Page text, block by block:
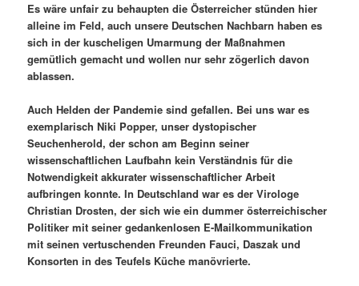
Es wäre unfair zu behaupten die Österreicher stünden hier
alleine im Feld, auch unsere Deutschen Nachbarn haben es
sich in der kuscheligen Umarmung der Maßnahmen
gemütlich gemacht und wollen nur sehr zögerlich davon
ablassen.
Auch Helden der Pandemie sind gefallen. Bei uns war es
exemplarisch Niki Popper, unser dystopischer
Seuchenherold, der schon am Beginn seiner
wissenschaftlichen Laufbahn kein Verständnis für die
Notwendigkeit akkurater wissenschaftlicher Arbeit
aufbringen konnte. In Deutschland war es der Virologe
Christian Drosten, der sich wie ein dummer österreichischer
Politiker mit seiner gedankenlosen E-Mailkommunikation
mit seinen vertuschenden Freunden Fauci, Daszak und
Konsorten in des Teufels Küche manövrierte.